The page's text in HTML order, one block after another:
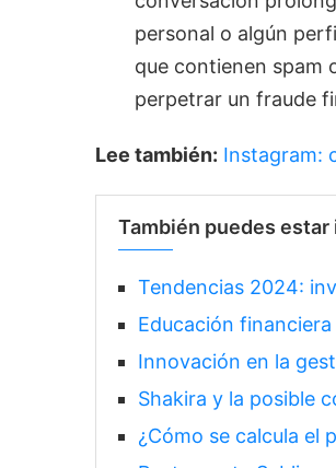
personal o algún
que contienen spam
perpetrar un fraude
Lee también: Instagram:
También puedes
Tendencias 2024:
Educación
Innovación en la
Shakira y la posible
¿Cómo se calcula el